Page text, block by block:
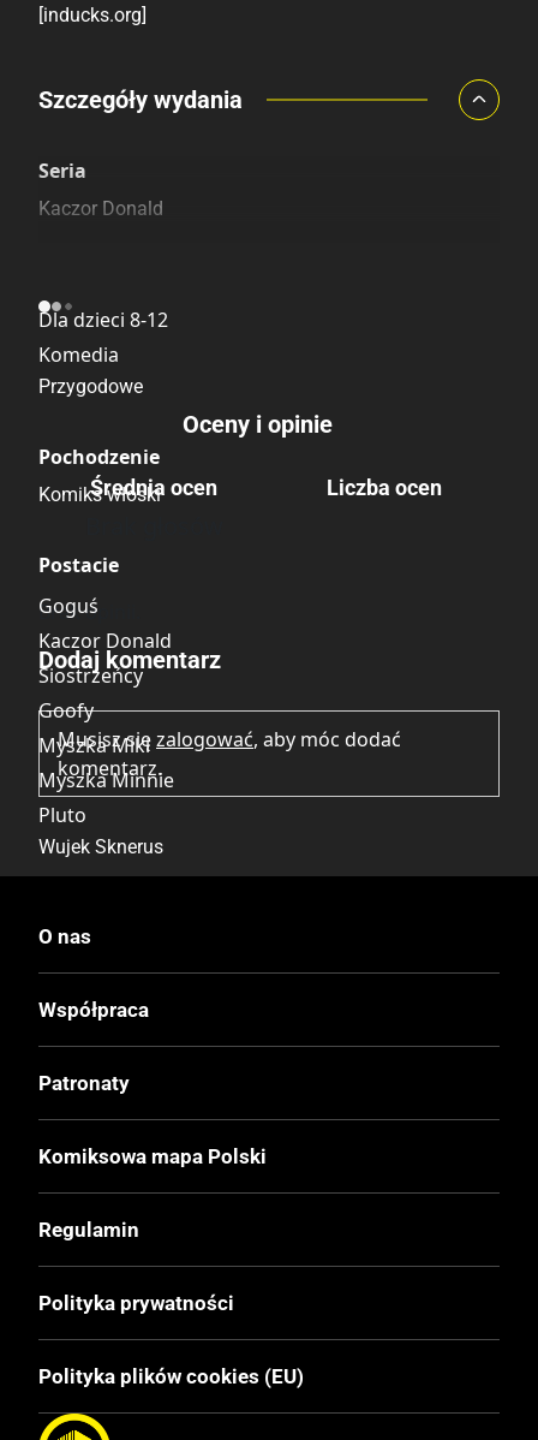
[inducks.org]
Porównaj ceny
Szczegóły wydania
Seria
Kaczor Donald
Dla dzieci 8-12
Komedia
Przygodowe
Pochodzenie
Komiks włoski
Postacie
Goguś
Kaczor Donald
Siostrzeńcy
Goofy
Myszka Miki
Myszka Minnie
Pluto
Wujek Sknerus
Wydawca Oryginalny
Wydanie
Oceny i opinie
Średnia ocen Liczba ocen
Brak opinii.
Dodaj komentarz
Musisz sięzalogować, aby móc dodać
komentarz.
O nas
Współpraca
Patronaty
Komiksowa mapa Polski
Regulamin
Polityka prywatności
Polityka plików cookies (EU)